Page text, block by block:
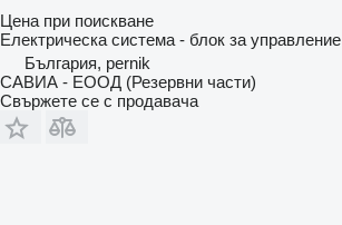
Цена при поискване
Електрическа система - блок за управление
България, pernik
САВИА - ЕООД (Резервни части)
Свържете се с продавача